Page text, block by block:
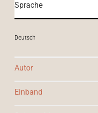
Sprache
Deutsch
Autor
Einband